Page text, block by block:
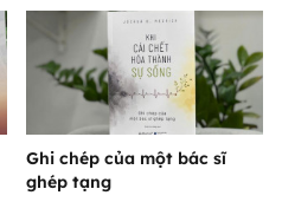
Ghi chép của một bác sĩ
ghép tạng